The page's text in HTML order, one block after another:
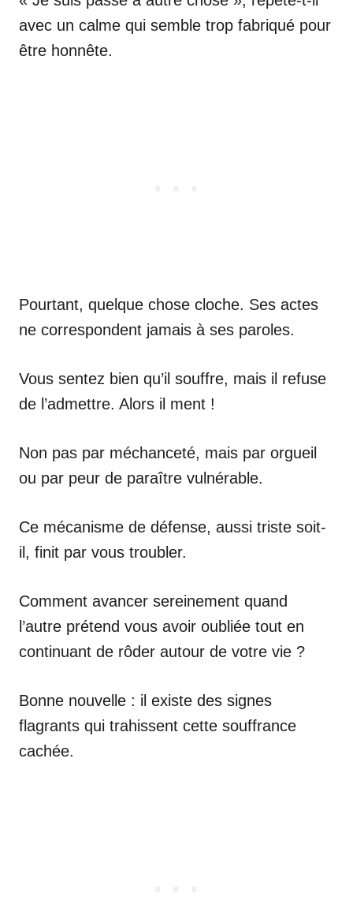
avec un calme qui semble trop fabriqué pour
être honnête.
Pourtant, quelque chose cloche. Ses actes
ne correspondent jamais à ses paroles.
Vous sentez bien qu’il souffre, mais il refuse
de l’admettre. Alors il ment !
Non pas par méchanceté, mais par orgueil
ou par peur de paraître vulnérable.
Ce mécanisme de défense, aussi triste soit-
il, finit par vous troubler.
Comment avancer sereinement quand
l’autre prétend vous avoir oubliée tout en
continuant de rôder autour de votre vie ?
Bonne nouvelle : il existe des signes
flagrants qui trahissent cette souffrance
cachée.